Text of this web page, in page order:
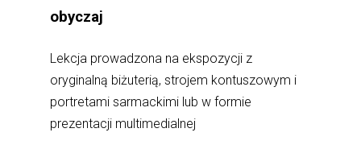
obyczaj
Lekcja prowadzona na ekspozycji z
oryginalną biżuterią, strojem kontuszowym i
portretami sarmackimi lub w formie
prezentacji multimedialnej